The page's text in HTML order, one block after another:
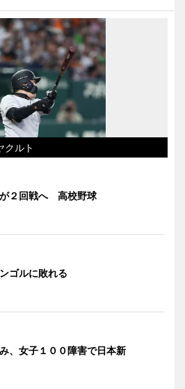
クルト
２回戦へ 高校野球
ゴルに敗れる
、女子１００障害で日本新